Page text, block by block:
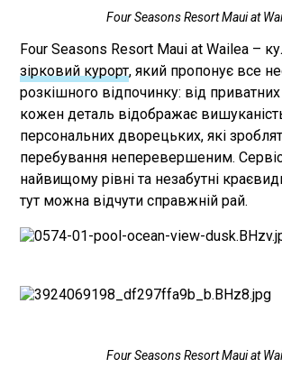
Four Seasons Resort Maui at
Four Seasons Resort Maui at Wailea –
зірковий курорт, який пропонує все
розкішного відпочинку: від
кожен деталь відображає
персональних дворецьких, які
перебування неперевершеним.
найвищому рівні та незабутні
тут можна відчути справжній рай.
Four Seasons Resort Maui at